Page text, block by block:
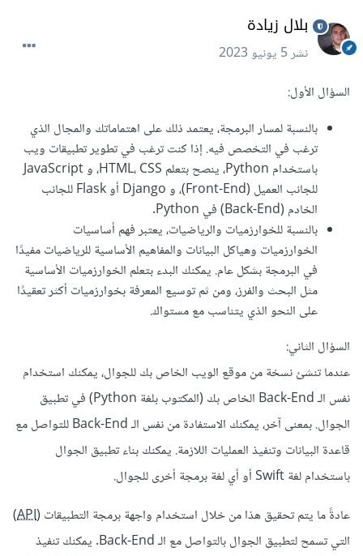
بلال زيادة
نشر5 يونيو 2023
السؤال الأول:
بالنسبة لمسار البرمجة، يعتمد ذلك على اهتماماتك والمجال الذي
ترغب في التخصص فيه. إذا كنت ترغب في تطوير تطبيقات ويب
باستخدام Python، ينصح بتعلم HTML، CSS، و JavaScript
للجانب العميل (Front-End)، و Django أو Flask للجانب
الخادم (Back-End) في Python.
بالنسبة للخوارزميات والرياضيات، يعتبر فهم أساسيات
الخوارزميات وهياكل البيانات والمفاهيم الأساسية للرياضيات مفيدًا
في البرمجة بشكل عام. يمكنك البدء بتعلم الخوارزميات الأساسية
مثل البحث والفرز، ومن ثم توسيع المعرفة بخوارزميات أكثر تعقيدًا
على النحو الذي يتناسب مع مستواك.
السؤال الثاني:
عندما تنشئ نسخة من موقع الويب الخاص بك للجوال، يمكنك استخدام
نفس الـ Back-End الخاص بك (المكتوب بلغة Python) في تطبيق
الجوال. بمعنى آخر، يمكنك الاستفادة من نفس الـ Back-End للتواصل مع
قاعدة البيانات وتنفيذ العمليات اللازمة. يمكنك بناء تطبيق الجوال
باستخدام لغة Swift أو أي لغة برمجة أخرى للجوال.
عادةً ما يتم تحقيق هذا من خلال استخدام واجهة برمجة التطبيقات ( API
)
التي تسمح لتطبيق الجوال بالتواصل مع الـ Back-End. يمكنك تنفيذ